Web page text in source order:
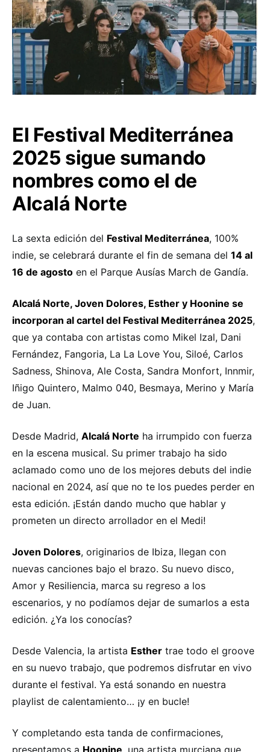
El Festival Mediterránea
2025 sigue sumando
nombres como el de
Alcalá Norte
La sexta edición del Festival Mediterránea, 100%
indie, se celebrará durante el fin de semana del 14 al
16 de agosto en el Parque Ausías March de Gandía.
Alcalá Norte, Joven Dolores, Esther y Hoonine se
incorporan al cartel del Festival Mediterránea 2025,
que ya contaba con artistas como Mikel Izal, Dani
Fernández, Fangoria, La La Love You, Siloé, Carlos
Sadness, Shinova, Ale Costa, Sandra Monfort, Innmir,
Iñigo Quintero, Malmo 040, Besmaya, Merino y María
de Juan.
Desde Madrid, Alcalá Norte ha irrumpido con fuerza
en la escena musical. Su primer trabajo ha sido
aclamado como uno de los mejores debuts del indie
nacional en 2024, así que no te los puedes perder en
esta edición. ¡Están dando mucho que hablar y
prometen un directo arrollador en el Medi!
Joven Dolores, originarios de Ibiza, llegan con
nuevas canciones bajo el brazo. Su nuevo disco,
Amor y Resiliencia, marca su regreso a los
escenarios, y no podíamos dejar de sumarlos a esta
edición. ¿Ya los conocías?
Desde Valencia, la artista Esther trae todo el groove
en su nuevo trabajo, que podremos disfrutar en vivo
durante el festival. Ya está sonando en nuestra
playlist de calentamiento… ¡y en bucle!
Y completando esta tanda de confirmaciones,
presentamos a Hoonine , una artista murciana que